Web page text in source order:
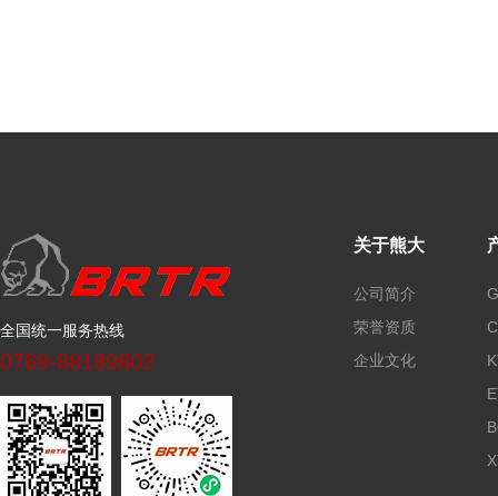
全国统一服务热线
0769-88189802
关于熊大
公司简介
荣誉资质
企业文化